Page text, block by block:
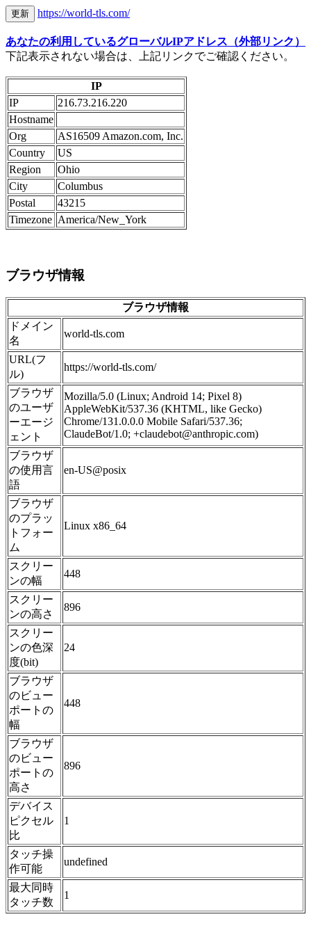
https://world-tls.com/
あなたの利用しているグローバルIPアドレス（外部リンク）
下記表示されない場合は、上記リンクでご確認ください。
IP
IP
216.73.216.220
Hostname
Org
AS16509 Amazon.com, Inc.
Country
US
Region
Ohio
City
Columbus
Postal
43215
Timezone America/New_York
ブラウザ情報
ブラウザ情報
ドメイン
名
world-tls.com
URL(フ
ル)
https://world-tls.com/
ブラウザ
のユーザ
ーエージ
ェント
Mozilla/5.0 (Linux; Android 14; Pixel 8)
AppleWebKit/537.36 (KHTML, like Gecko)
Chrome/131.0.0.0 Mobile Safari/537.36;
ClaudeBot/1.0; +claudebot@anthropic.com)
ブラウザ
の使用言
語
en-US@posix
ブラウザ
のプラッ
トフォー
ム
Linux x86_64
スクリー
ンの幅
448
スクリー
ンの高さ
896
スクリー
ンの色深
度(bit)
24
ブラウザ
のビュー
ポートの
幅
448
ブラウザ
のビュー
ポートの
高さ
896
デバイス
ピクセル
比
1
タッチ操
作可能
undefined
最大同時
タッチ数
1